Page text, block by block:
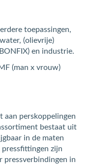
toepassingen,
(olievrije)
en industrie.
(man x vrouw)
aan perskoppelingen
bestaat uit
in de maten
zijn
pressverbindingen in